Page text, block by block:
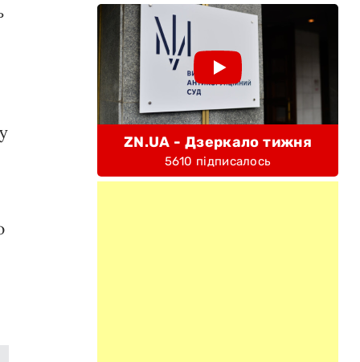
ZN.UA - Дзеркало тижня
5610 підписалось